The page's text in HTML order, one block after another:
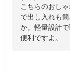
こちらのおし
で出し入れも
か。軽量設計
便利ですよ。